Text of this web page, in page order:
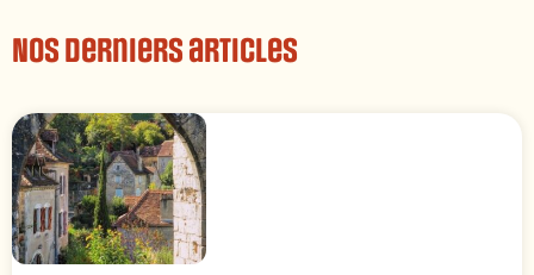
Nos derniers articles